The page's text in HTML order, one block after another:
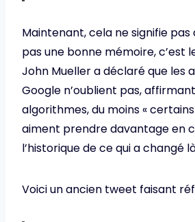
Maintenant, cela ne signifie pas
pas une bonne mémoire, c’est
John Mueller a déclaré que les
Google n’oublient pas,
algorithmes, du moins «
aiment prendre davantage en
l’historique de ce qui a changé
Voici un ancien tweet faisant